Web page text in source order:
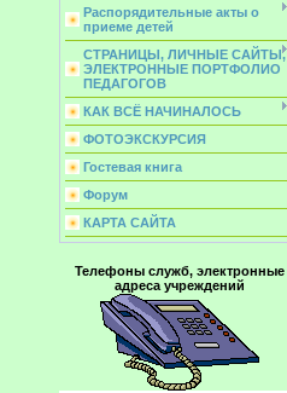
Распорядительные акты о
приеме детей
СТРАНИЦЫ, ЛИЧНЫЕ САЙТЫ,
ЭЛЕКТРОННЫЕ ПОРТФОЛИО
ПЕДАГОГОВ
КАК ВСЁ НАЧИНАЛОСЬ
ФОТОЭКСКУРСИЯ
Гостевая книга
Форум
КАРТА САЙТА
Телефоны служб, электронные
адреса учреждений